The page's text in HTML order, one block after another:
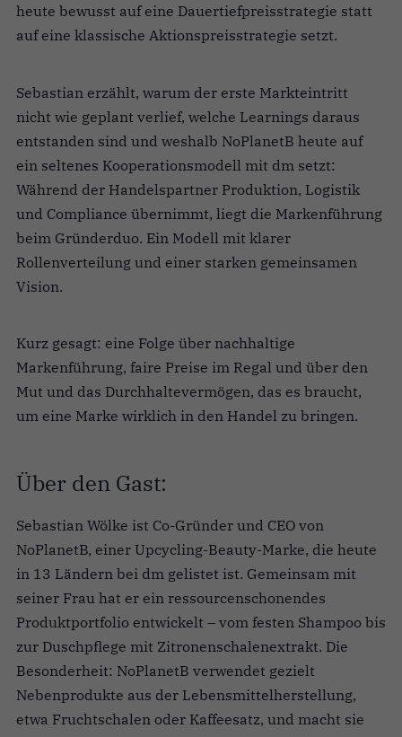
heute bewusst auf eine Dauertiefpreisstrategie statt
auf eine klassische Aktionspreisstrategie setzt.
Sebastian erzählt, warum der erste Markteintritt
nicht wie geplant verlief, welche Learnings daraus
entstanden sind und weshalb NoPlanetB heute auf
ein seltenes Kooperationsmodell mit dm setzt:
Während der Handelspartner Produktion, Logistik
und Compliance übernimmt, liegt die Markenführung
beim Gründerduo. Ein Modell mit klarer
Rollenverteilung und einer starken gemeinsamen
Vision.
Kurz gesagt: eine Folge über nachhaltige
Markenführung, faire Preise im Regal und über den
Mut und das Durchhaltevermögen, das es braucht,
um eine Marke wirklich in den Handel zu bringen.
Über den Gast:
Sebastian Wölke ist Co-Gründer und CEO von
NoPlanetB, einer Upcycling-Beauty-Marke, die heute
in 13 Ländern bei dm gelistet ist. Gemeinsam mit
seiner Frau hat er ein ressourcenschonendes
Produktportfolio entwickelt – vom festen Shampoo bis
zur Duschpflege mit Zitronenschalenextrakt. Die
Besonderheit: NoPlanetB verwendet gezielt
Nebenprodukte aus der Lebensmittelherstellung,
etwa Fruchtschalen oder Kaffeesatz, und macht sie